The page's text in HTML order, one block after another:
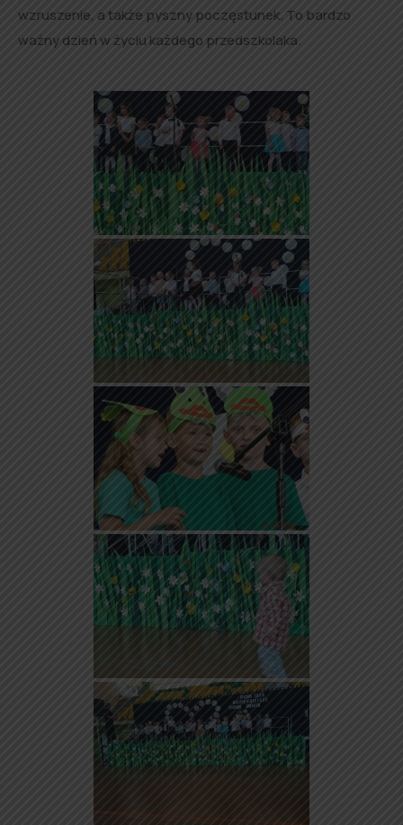
wzruszenie, a także pyszny poczęstunek. To bardzo
ważny dzień w życiu każdego przedszkolaka.